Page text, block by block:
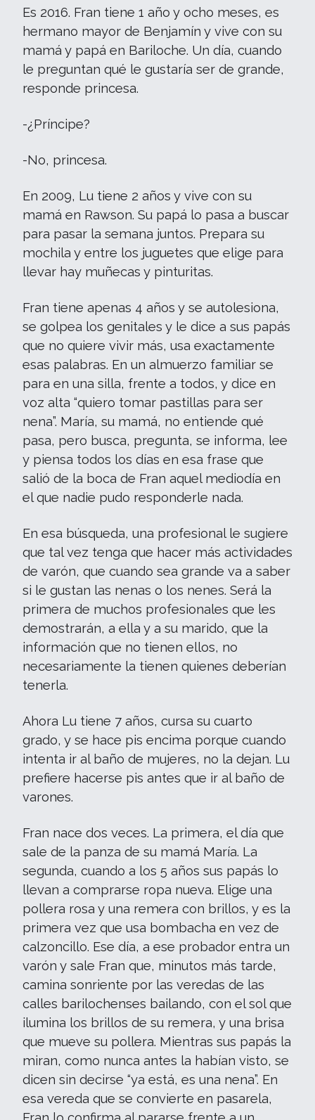
Es 2016. Fran tiene 1 año y ocho meses, es
hermano mayor de Benjamín y vive con su
mamá y papá en Bariloche. Un día, cuando
le preguntan qué le gustaría ser de grande,
responde princesa.
-¿Príncipe?
-No, princesa.
En 2009, Lu tiene 2 años y vive con su
mamá en Rawson. Su papá lo pasa a buscar
para pasar la semana juntos. Prepara su
mochila y entre los juguetes que elige para
llevar hay muñecas y pinturitas.
Fran tiene apenas 4 años y se autolesiona,
se golpea los genitales y le dice a sus papás
que no quiere vivir más, usa exactamente
esas palabras. En un almuerzo familiar se
para en una silla, frente a todos, y dice en
voz alta “quiero tomar pastillas para ser
nena”. María, su mamá, no entiende qué
pasa, pero busca, pregunta, se informa, lee
y piensa todos los días en esa frase que
salió de la boca de Fran aquel mediodía en
el que nadie pudo responderle nada.
En esa búsqueda, una profesional le sugiere
que tal vez tenga que hacer más actividades
de varón, que cuando sea grande va a saber
si le gustan las nenas o los nenes. Será la
primera de muchos profesionales que les
demostrarán, a ella y a su marido, que la
información que no tienen ellos, no
necesariamente la tienen quienes deberían
tenerla.
Ahora Lu tiene 7 años, cursa su cuarto
grado, y se hace pis encima porque cuando
intenta ir al baño de mujeres, no la dejan. Lu
prefiere hacerse pis antes que ir al baño de
varones.
Fran nace dos veces. La primera, el día que
sale de la panza de su mamá María. La
segunda, cuando a los 5 años sus papás lo
llevan a comprarse ropa nueva. Elige una
pollera rosa y una remera con brillos, y es la
primera vez que usa bombacha en vez de
calzoncillo. Ese día, a ese probador entra un
varón y sale Fran que, minutos más tarde,
camina sonriente por las veredas de las
calles barilochenses bailando, con el sol que
ilumina los brillos de su remera, y una brisa
que mueve su pollera. Mientras sus papás la
miran, como nunca antes la habían visto, se
dicen sin decirse “ya está, es una nena”. En
esa vereda que se convierte en pasarela,